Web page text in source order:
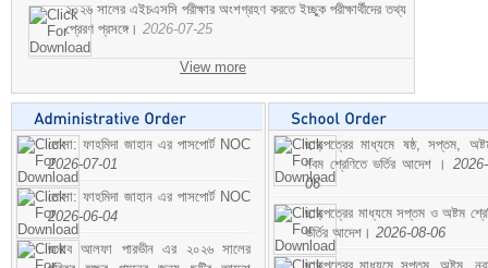
২০২৬ সালের এইচএসসি পরীক্ষার অংশগ্রহণ করতে ইচ্ছুক পরীক্ষার্থীদের তথ্য
প্রেরণ প্রসঙ্গে। 2026-07-25
View more
মোসা: ফাহমিদা জাহান এর পাসপোর্ট NOC
2026-07-01
মোসা: ফাহমিদা জাহান এর পাসপোর্ট NOC
2026-06-04
জনাব আলফা পারভীন এর ২০২৬ সালের
ছাড়পত্রের মাধ্যমে ষষ্ঠ, সপ্তম,
নবম শ্রেণিতে ভর্তির আদেশ ।
06
ছাড়পত্রের মাধ্যমে সপ্তম ও অষ্টম
ভর্তির আদেশ। 2026-08-06